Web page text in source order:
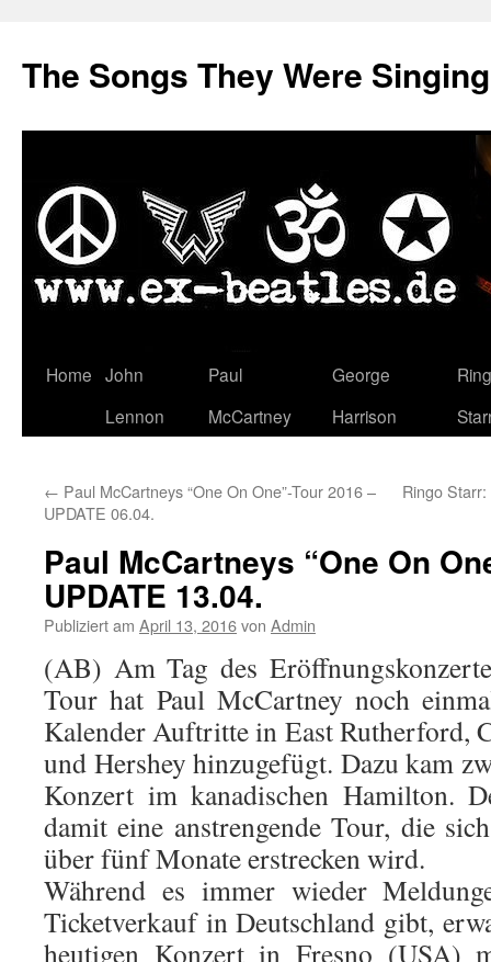
The Songs They Were
Zum
Home John
Lennon
Paul
McCartney
George
Harrison
← Paul McCartneys “One On One”-Tour 2016 –
UPDATE 06.04.
Ringo Starr:
Paul McCartneys “One On
UPDATE 13.04.
Publiziert am April 13, 2016von Admin
(AB) Am Tag des
Tour hat Paul McCartney noch
Kalender Auftritte in East Rutherford,
und Hershey hinzugefügt. Dazu kam
Konzert im kanadischen Hamilton.
damit eine anstrengende Tour, die
über fünf Monate erstrecken wird.
Während es immer wieder
Ticketverkauf in Deutschland gibt,
heutigen Konzert in Fresno (USA)